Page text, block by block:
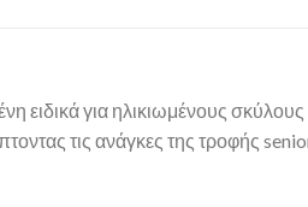
ειδικά για ηλικιωμένους
τις ανάγκες της τροφής